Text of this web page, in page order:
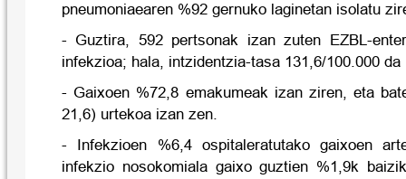
pneumoniaearen %92 gernuko laginetan isolatu
- Guztira, 592 pertsonak izan zuten EZBL-
infekzioa; hala, intzidentzia-tasa 131,6/100.000
- Gaixoen %72,8 emakumeak izan ziren, eta
21,6) urtekoa izan zen.
- Infekzioen %6,4 ospitaleratutako gaixoen
infekzio nosokomiala gaixo guztien %1,9k